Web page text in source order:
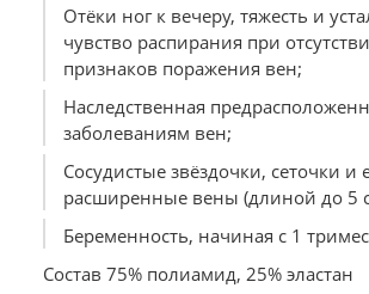
Отёки ног к вечеру, тяжесть и
чувство распирания при
признаков поражения вен;
Наследственная
заболеваниям вен;
Сосудистые звёздочки, сеточки
расширенные вены (длиной до 5
Беременность, начиная с 1
Состав 75% полиамид, 25% эластан